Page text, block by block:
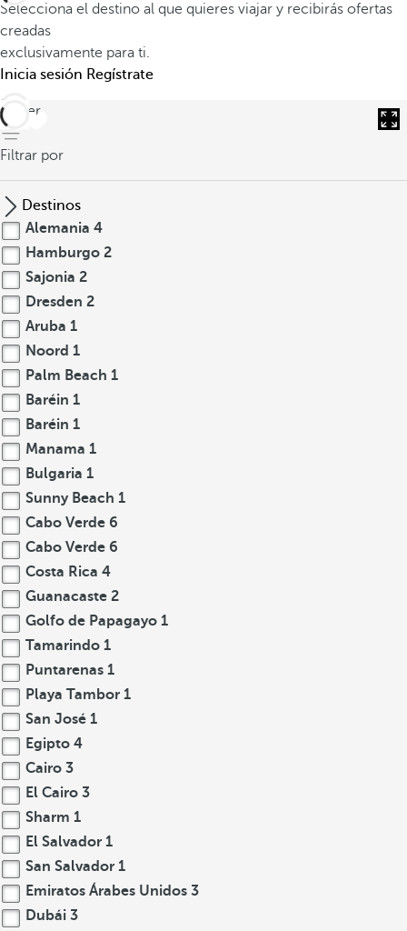
Selecciona el destino al que quieres viajar y recibirás ofertas
creadas
exclusivamente para ti.
Inicia sesión Regístrate
volver
Filtrar por
Destinos
Alemania 4
Hamburgo 2
Sajonia 2
Dresden 2
Aruba 1
Noord 1
Palm Beach 1
Baréin 1
Baréin 1
Manama 1
Bulgaria 1
Sunny Beach 1
Cabo Verde 6
Cabo Verde 6
Costa Rica 4
Guanacaste 2
Golfo de Papagayo 1
Tamarindo 1
Puntarenas 1
Playa Tambor 1
San José 1
Egipto 4
Cairo 3
El Cairo 3
Sharm 1
El Salvador 1
San Salvador 1
Emiratos Árabes Unidos 3
Dubái 3